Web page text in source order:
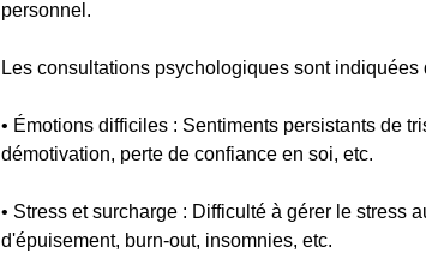
personnel.
Les consultations psychologiques sont indiquées
• Émotions difficiles : Sentiments persistants de
démotivation, perte de confiance en soi, etc.
• Stress et surcharge : Difficulté à gérer le stress
d'épuisement, burn-out, insomnies, etc.